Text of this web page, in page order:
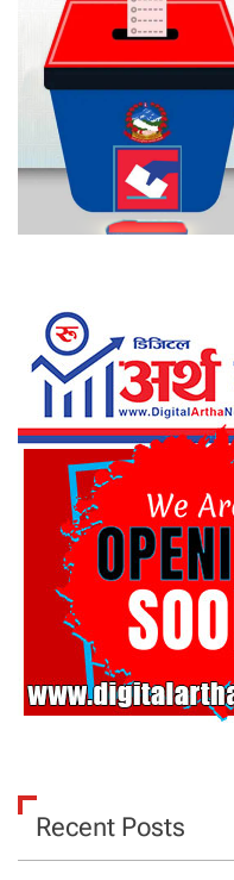
Recent Posts